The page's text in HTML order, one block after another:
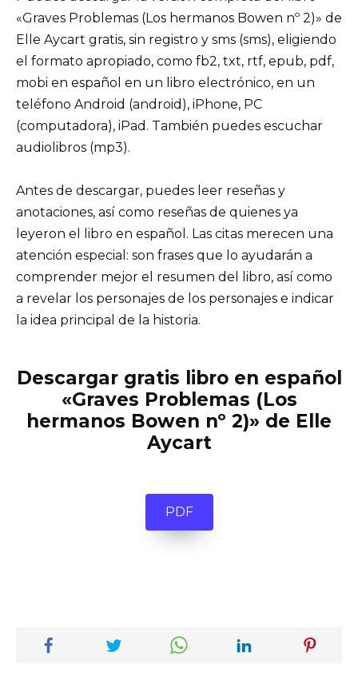
«Graves Problemas (Los hermanos Bowen nº 2)» de
Elle Aycart gratis, sin registro y sms (sms), eligiendo
el formato apropiado, como fb2, txt, rtf, epub, pdf,
mobi en español en un libro electrónico, en un
teléfono Android (android), iPhone, PC
(computadora), iPad. También puedes escuchar
audiolibros (mp3).
Antes de descargar, puedes leer reseñas y
anotaciones, así como reseñas de quienes ya
leyeron el libro en español. Las citas merecen una
atención especial: son frases que lo ayudarán a
comprender mejor el resumen del libro, así como
a revelar los personajes de los personajes e indicar
la idea principal de la historia.
Descargar gratis libro en español
«Graves Problemas (Los
hermanos Bowen nº 2)» de Elle
Aycart
PDF